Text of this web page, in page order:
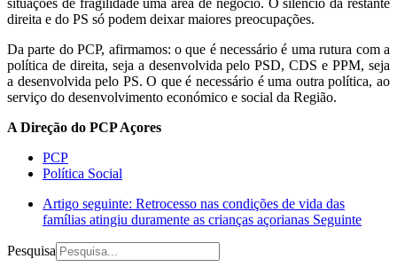
situações de fragilidade uma área de negócio. O silêncio da restante
direita e do PS só podem deixar maiores preocupações.
Da parte do PCP, afirmamos: o que é necessário é uma rutura com a
política de direita, seja a desenvolvida pelo PSD, CDS e PPM, seja
a desenvolvida pelo PS. O que é necessário é uma outra política, ao
serviço do desenvolvimento económico e social da Região.
A Direção do PCP Açores
PCP
Política Social
Artigo seguinte: Retrocesso nas condições de vida das
famílias atingiu duramente as crianças açorianas Seguinte
Pesquisa